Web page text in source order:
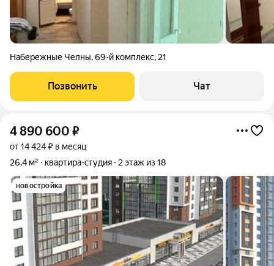
Набережные Челны,​69-й комплекс, 21
Позвонить Чат
4 890 600 ₽
от 14 424 ₽ в месяц
26,4 м²
квартира-студия 2 этаж из 18
новостройка